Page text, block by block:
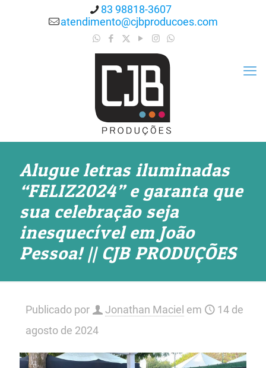
83 98818-3607
atendimento@cjbproducoes.com
Alugue letras iluminadas
“FELIZ2024” e garanta que
sua celebração seja
inesquecível em João
Pessoa! || CJB PRODUÇÕES
Publicado por Jonathan Maciel em
14 de
agosto de 2024